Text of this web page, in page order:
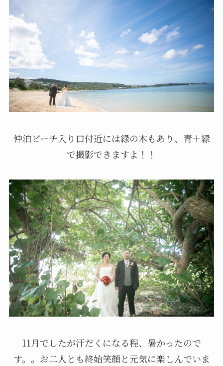
仲泊ビーチ入り口付近には緑の木もあり、青＋緑
で撮影できますよ！！
11月でしたが汗だくになる程、暑かったので
す。。お二人とも終始笑顔と元気に楽しんでいま